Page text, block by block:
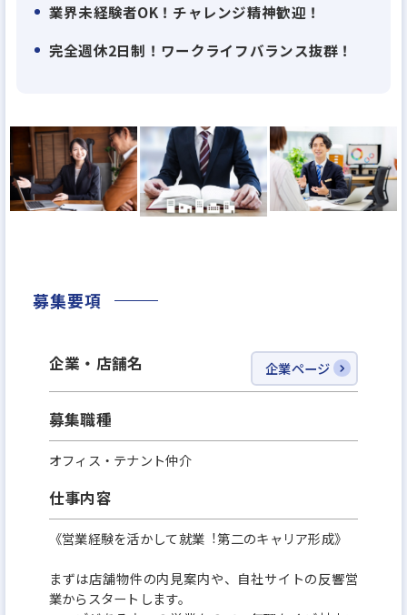
業界未経験者OK！チャレンジ精神歓迎！
完全週休2日制！ワークライフバランス抜群！
募集要項
企業・店舗名 企業ページ
募集職種
オフィス・テナント仲介
仕事内容
《営業経験を活かして就業︕第⼆のキャリア形成》
まずは店舗物件の内⾒案内や、⾃社サイトの反響営
業からスタートします。